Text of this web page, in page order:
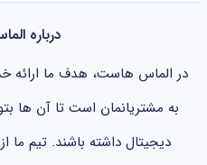
درباره
در الماس هاست، هدف ما ارائه
به مشتریانمان است تا آن ها
دیجیتال داشته باشند. تیم